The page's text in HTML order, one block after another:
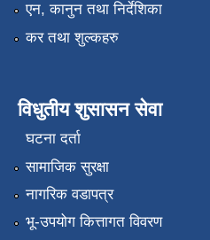
एन, कानुन तथा निर्देशिका
कर तथा शुल्कहरु
विधुतीय शुसासन सेवा
घटना दर्ता
सामाजिक सुरक्षा
नागरिक वडापत्र
भू-उपयोग कित्तागत विवरण